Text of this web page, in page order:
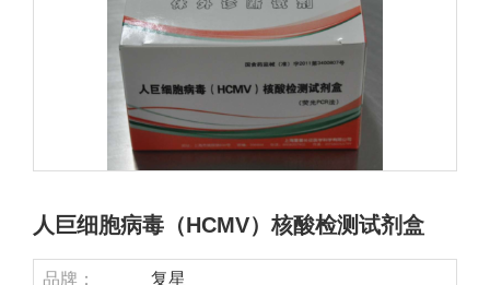
人巨细胞病毒（HCMV）核酸检测试剂盒
品牌： 复星